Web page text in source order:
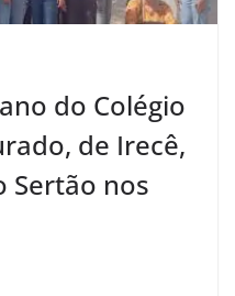
do Colégio
de Irecê,
Sertão nos